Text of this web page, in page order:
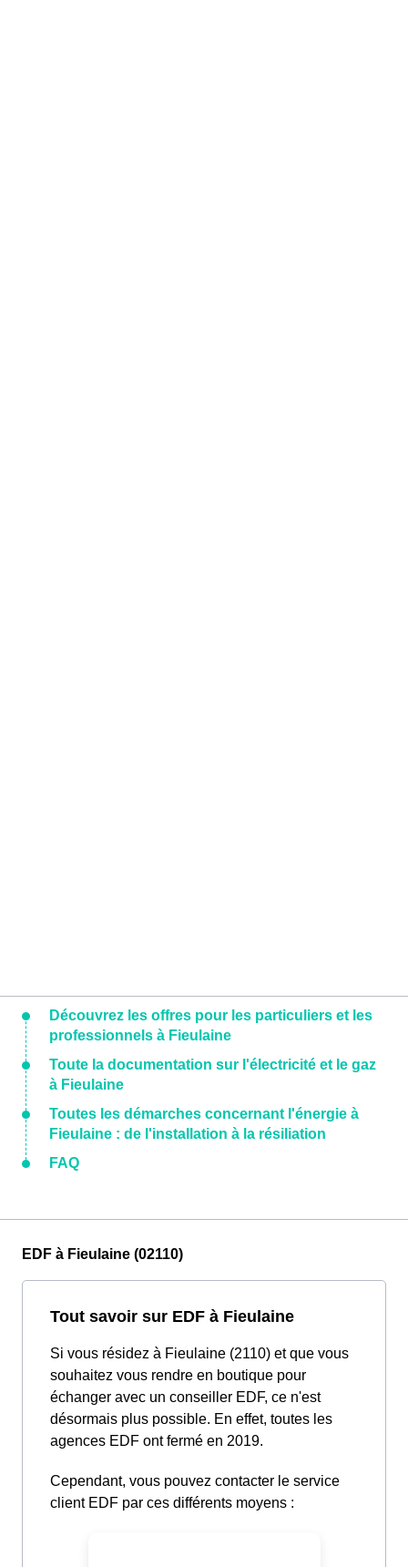
Découvrez les offres pour les particuliers et les
professionnels à Fieulaine
Toute la documentation sur l'électricité et le gaz
à Fieulaine
Toutes les démarches concernant l'énergie à
Fieulaine : de l'installation à la résiliation
FAQ
EDF à Fieulaine (02110)
Tout savoir sur EDF à Fieulaine
Si vous résidez à Fieulaine (2110) et que vous
souhaitez vous rendre en boutique pour
échanger avec un conseiller EDF, ce n'est
désormais plus possible. En effet, toutes les
agences EDF ont fermé en 2019.
Cependant, vous pouvez contacter le service
client EDF par ces différents moyens :